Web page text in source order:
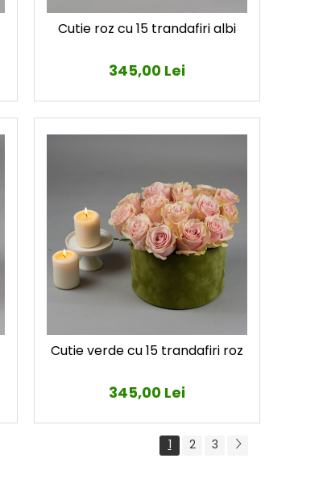
Cutie roz cu 15 trandafiri albi
345,00 Lei
Cutie verde cu 15 trandafiri roz
345,00 Lei
1 2 3